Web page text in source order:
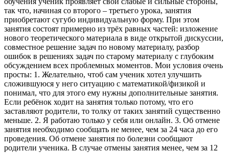
так что, начиная со второго – третьего урока, занятия
приобретают сугубо индивидуальную форму. При этом
занятия состоят примерно из трёх равных частей: изложение
нового теоретического материала в виде открытой дискуссии,
совместное решение задач по новому материалу, разбор
ошибок в решениях задач по старому материалу с глубоким
обсуждением всех проблемных моментов. Мои условия очень
просты: 1. Желательно, чтоб сам ученик хотел улучшить
сложившуюся у него ситуацию с математикой/физикой и
понимал, что для этого ему нужны дополнительные занятия.
Если ребёнок ходит на занятия только потому, что его
заставляют родители, то толку от таких занятий существенно
меньше. 2. Я работаю только у себя или онлайн. 3. Об отмене
занятия необходимо сообщать не менее, чем за 24 часа до его
проведения. Об отмене занятия по болезни сообщают
родители ученика. В случае отмены занятия менее, чем за 12